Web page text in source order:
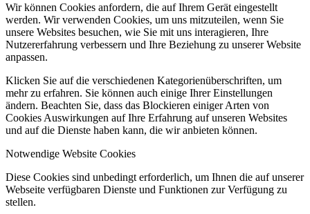
Wir können Cookies anfordern, die auf Ihrem Gerät eingestellt
werden. Wir verwenden Cookies, um uns mitzuteilen, wenn Sie
unsere Websites besuchen, wie Sie mit uns interagieren, Ihre
Nutzererfahrung verbessern und Ihre Beziehung zu unserer Website
anpassen.
Klicken Sie auf die verschiedenen Kategorienüberschriften, um
mehr zu erfahren. Sie können auch einige Ihrer Einstellungen
ändern. Beachten Sie, dass das Blockieren einiger Arten von
Cookies Auswirkungen auf Ihre Erfahrung auf unseren Websites
und auf die Dienste haben kann, die wir anbieten können.
Notwendige Website Cookies
Diese Cookies sind unbedingt erforderlich, um Ihnen die auf unserer
Webseite verfügbaren Dienste und Funktionen zur Verfügung zu
stellen.